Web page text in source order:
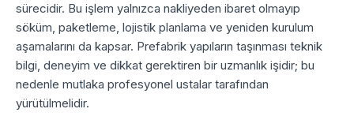
sürecidir. Bu işlem yalnızca nakliyeden ibaret olmayıp
söküm, paketleme, lojistik planlama ve yeniden kurulum
aşamalarını da kapsar. Prefabrik yapıların taşınması teknik
bilgi, deneyim ve dikkat gerektiren bir uzmanlık işidir; bu
nedenle mutlaka profesyonel ustalar tarafından
yürütülmelidir.